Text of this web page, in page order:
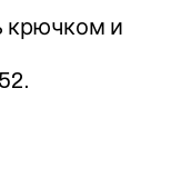
крючком и